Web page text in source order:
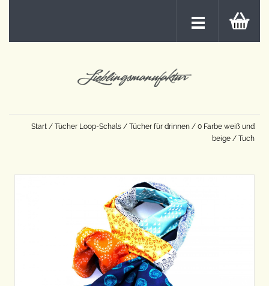
Start / Tücher Loop-Schals / Tücher für drinnen / 0 Farbe weiß und
beige / Tuch